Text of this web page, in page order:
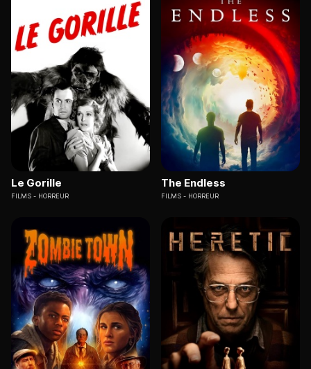
Le Gorille
FILMS HORREUR
The Endless
FILMS HORREUR